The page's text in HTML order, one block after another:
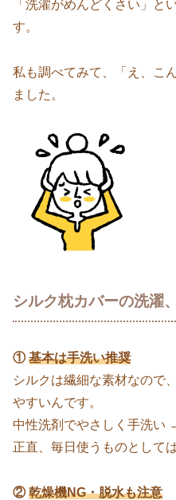
「洗濯がめんどくさい」と
す。
私も調べてみて、「え、こ
ました。
シルク枕カバーの洗濯
①基本は手洗い推奨
シルクは繊細な素材なので
やすいんです。
中性洗剤でやさしく手洗い
正直、毎日使うものとして
②乾燥機NG・脱水も注意